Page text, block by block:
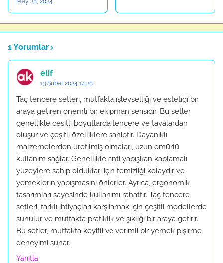
May 28, 2024
1 Yorumlar
elif
13 Şubat 2024 14:28
Taç tencere setleri, mutfakta işlevselliği ve estetiği bir
araya getiren önemli bir ekipman serisidir. Bu setler
genellikle çeşitli boyutlarda tencere ve tavalardan
oluşur ve çeşitli özelliklere sahiptir. Dayanıklı
malzemelerden üretilmiş olmaları, uzun ömürlü
kullanım sağlar. Genellikle anti yapışkan kaplamalı
yüzeylere sahip oldukları için temizliği kolaydır ve
yemeklerin yapışmasını önlerler. Ayrıca, ergonomik
tasarımları sayesinde kullanımı rahattır. Taç tencere
setleri, farklı ihtiyaçları karşılamak için çeşitli modellerde
sunulur ve mutfakta pratiklik ve şıklığı bir araya getirir.
Bu setler, mutfakta keyifli ve verimli bir yemek pişirme
deneyimi sunar.
Yanıtla